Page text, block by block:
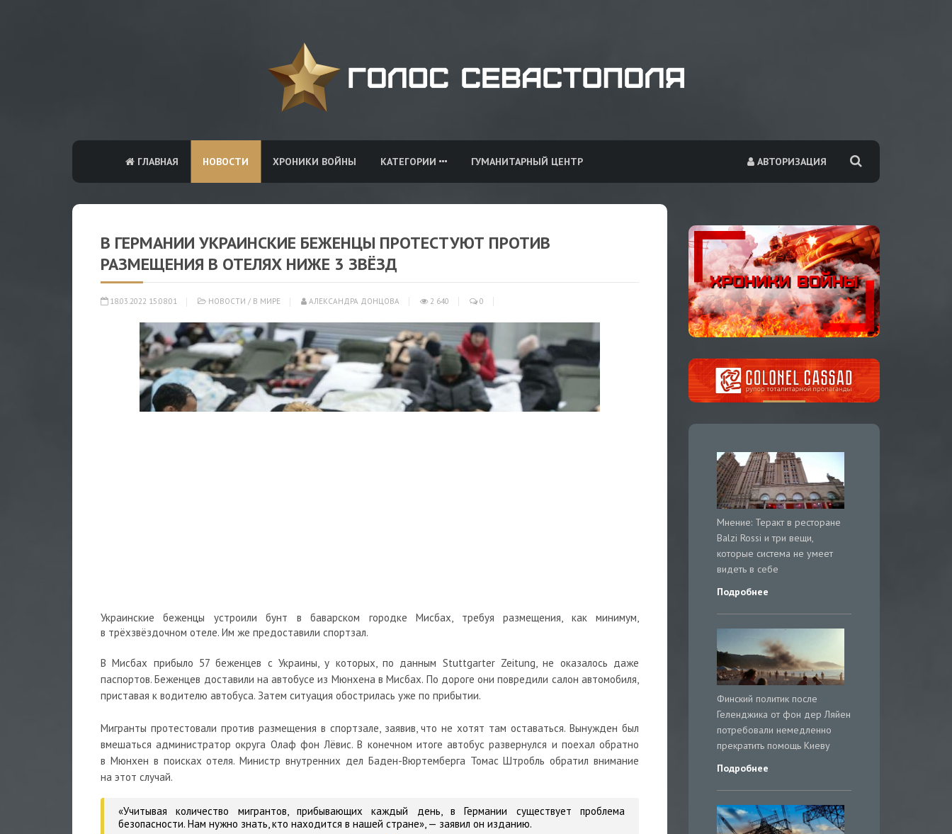
АВТОРИЗАЦИЯ
ГЛАВНАЯ НОВОСТИ ХРОНИКИ ВОЙНЫ КАТЕГОРИИ ГУМАНИТАРНЫЙ ЦЕНТР
В ГЕРМАНИИ УКРАИНСКИЕ БЕЖЕНЦЫ ПРОТЕСТУЮТ ПРОТИВ
РАЗМЕЩЕНИЯ В ОТЕЛЯХ НИЖЕ 3 ЗВЁЗД
18.03.2022 15:08:01 НОВОСТИ / В МИРЕ АЛЕКСАНДРА ДОНЦОВА 2 640 0
Украинские беженцы устроили бунт в баварском городке Мисбах, требуя размещения, как минимум,
в трёхзвёздочном отеле. Им же предоставили спортзал.
В Мисбах прибыло 57 беженцев с Украины, у которых, по данным Stuttgarter Zeitung, не оказалось даже
паспортов. Беженцев доставили на автобусе из Мюнхена в Мисбах. По дороге они повредили салон автомобиля,
приставая к водителю автобуса. Затем ситуация обострилась уже по прибытии.
Мигранты протестовали против размещения в спортзале, заявив, что не хотят там оставаться. Вынужден был
вмешаться администратор округа Олаф фон Лёвис. В конечном итоге автобус развернулся и поехал обратно
в Мюнхен в поисках отеля. Министр внутренних дел Баден-Вюртемберга Томас Штробль обратил внимание
на этот случай.
«Учитывая количество мигрантов, прибывающих каждый день, в Германии существует проблема
безопасности. Нам нужно знать, кто находится в нашей стране», — заявил он изданию.
Мнение: Теракт в ресторане
Balzi Rossi и три вещи,
которые система не умеет
видеть в себе
Подробнее
Финский политик после
Геленджика от фон дер Ляйен
потребовали немедленно
прекратить помощь Киеву
Подробнее